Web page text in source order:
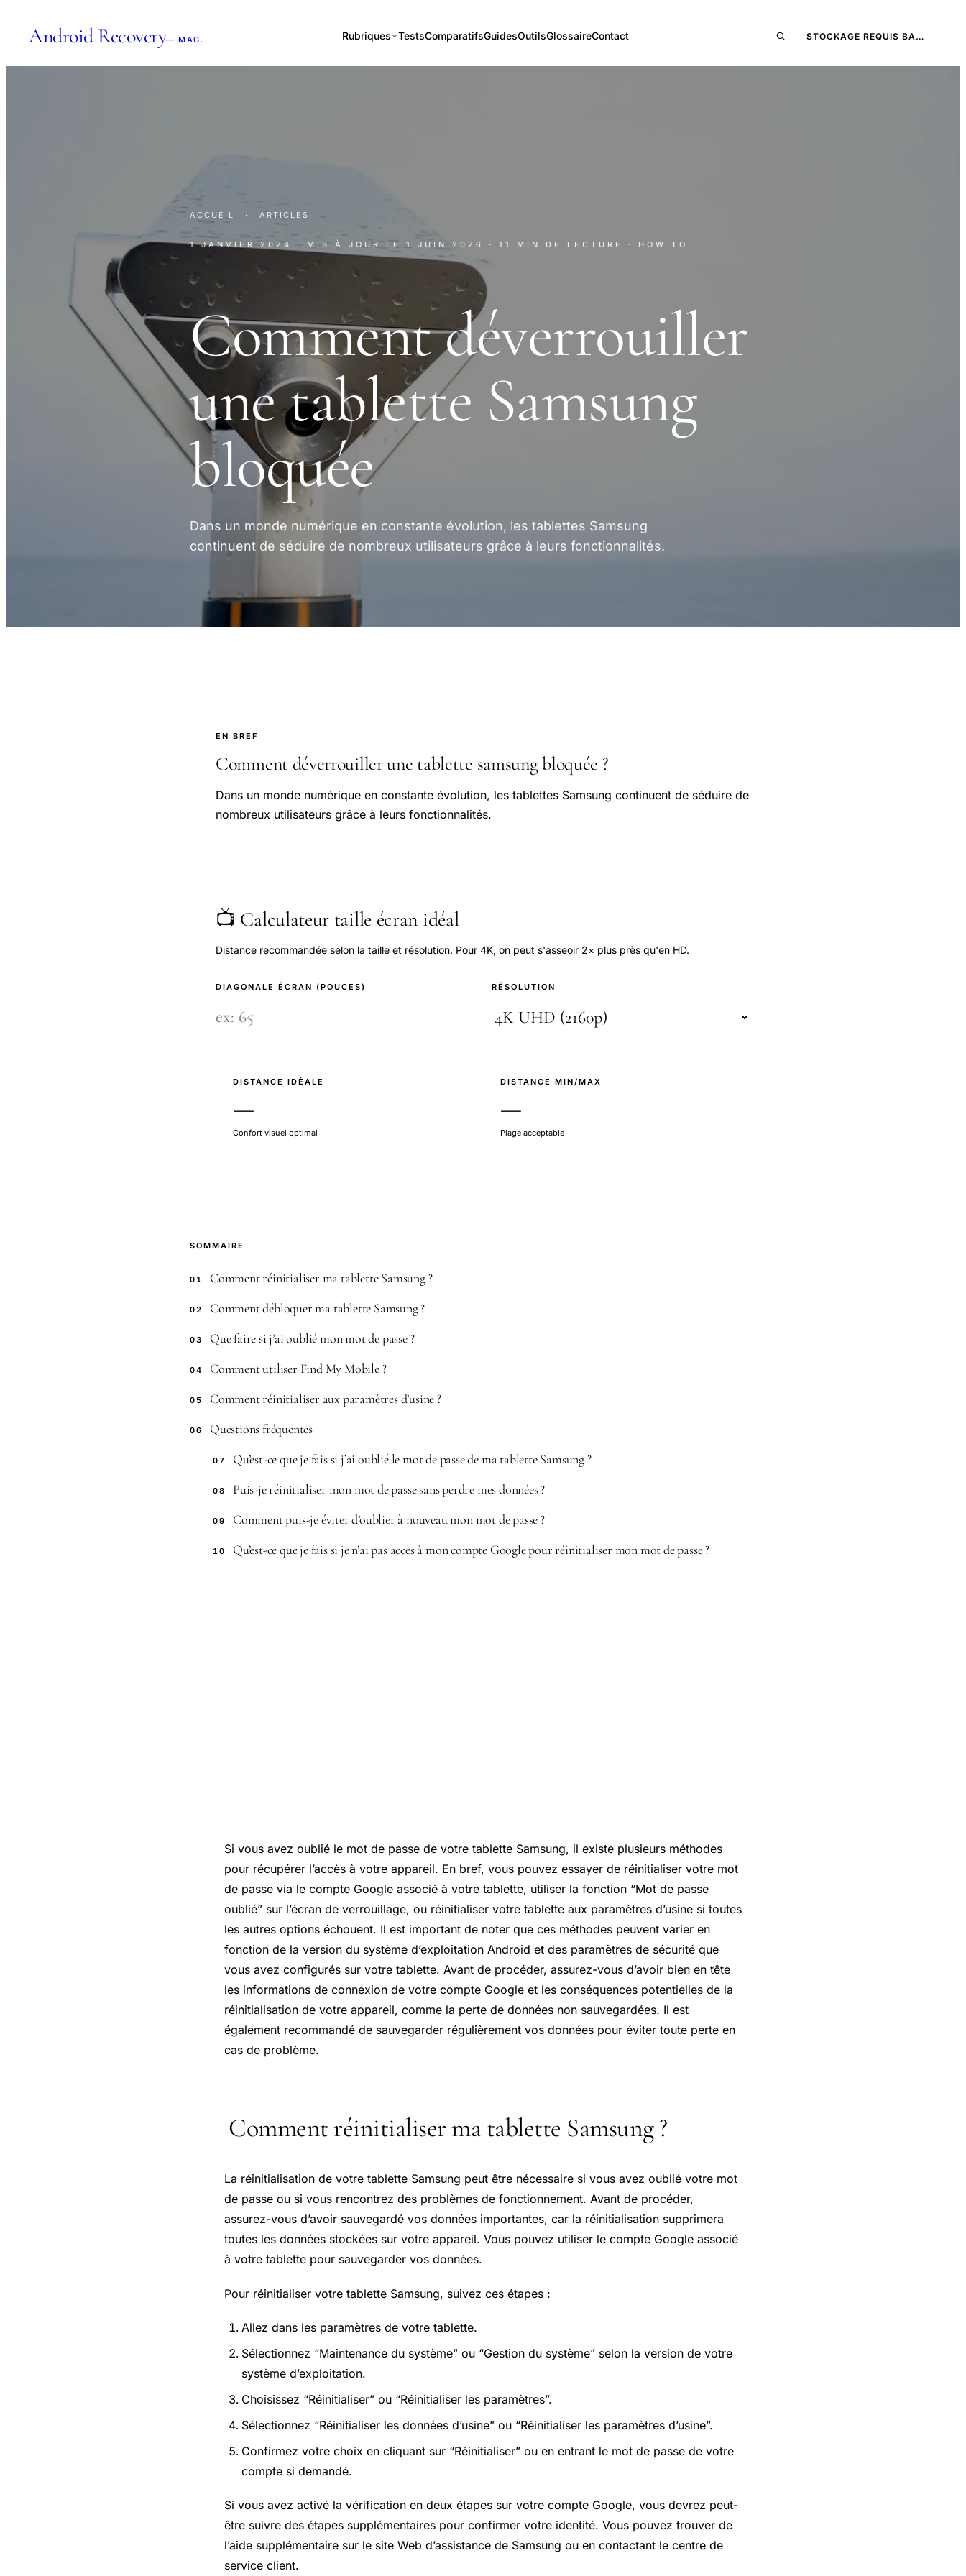
Android Recovery— MAG. Rubriques TestsComparatifsGuidesOutilsGlossaireContact STOCKAGE REQUIS BA…
ACCUEIL · ARTICLES
1 JANVIER 2024 · MIS À JOUR LE 1 JUIN 2026 · 11 MIN DE LECTURE · HOW TO
Comment déverrouiller
une tablette Samsung
bloquée
Dans un monde numérique en constante évolution, les tablettes Samsung
continuent de séduire de nombreux utilisateurs grâce à leurs fonctionnalités.
EN BREF
Comment déverrouiller une tablette samsung bloquée ?
Dans un monde numérique en constante évolution, les tablettes Samsung continuent de séduire de
nombreux utilisateurs grâce à leurs fonctionnalités.
📺 Calculateur taille écran idéal
Distance recommandée selon la taille et résolution. Pour 4K, on peut s'asseoir 2× plus près qu'en HD.
DIAGONALE ÉCRAN (POUCES) RÉSOLUTION
DISTANCE IDÉALE
—
Confort visuel optimal
DISTANCE MIN/MAX
—
Plage acceptable
SOMMAIRE
01 Comment réinitialiser ma tablette Samsung ?
02 Comment débloquer ma tablette Samsung ?
03 Que faire si j’ai oublié mon mot de passe ?
04 Comment utiliser Find My Mobile ?
05 Comment réinitialiser aux paramètres d’usine ?
06 Questions fréquentes
07 Qu’est-ce que je fais si j’ai oublié le mot de passe de ma tablette Samsung ?
08 Puis-je réinitialiser mon mot de passe sans perdre mes données ?
09 Comment puis-je éviter d’oublier à nouveau mon mot de passe ?
10 Qu’est-ce que je fais si je n’ai pas accès à mon compte Google pour réinitialiser mon mot de passe ?
Si vous avez oublié le mot de passe de votre tablette Samsung, il existe plusieurs méthodes
pour récupérer l’accès à votre appareil. En bref, vous pouvez essayer de réinitialiser votre mot
de passe via le compte Google associé à votre tablette, utiliser la fonction “Mot de passe
oublié” sur l’écran de verrouillage, ou réinitialiser votre tablette aux paramètres d’usine si toutes
les autres options échouent. Il est important de noter que ces méthodes peuvent varier en
fonction de la version du système d’exploitation Android et des paramètres de sécurité que
vous avez configurés sur votre tablette. Avant de procéder, assurez-vous d’avoir bien en tête
les informations de connexion de votre compte Google et les conséquences potentielles de la
réinitialisation de votre appareil, comme la perte de données non sauvegardées. Il est
également recommandé de sauvegarder régulièrement vos données pour éviter toute perte en
cas de problème.
Comment réinitialiser ma tablette Samsung ?
La réinitialisation de votre tablette Samsung peut être nécessaire si vous avez oublié votre mot
de passe ou si vous rencontrez des problèmes de fonctionnement. Avant de procéder,
assurez-vous d’avoir sauvegardé vos données importantes, car la réinitialisation supprimera
toutes les données stockées sur votre appareil. Vous pouvez utiliser le compte Google associé
à votre tablette pour sauvegarder vos données.
Pour réinitialiser votre tablette Samsung, suivez ces étapes :
Allez dans les paramètres de votre tablette.
Sélectionnez “Maintenance du système” ou “Gestion du système” selon la version de votre
système d’exploitation.
Choisissez “Réinitialiser” ou “Réinitialiser les paramètres”.
Sélectionnez “Réinitialiser les données d’usine” ou “Réinitialiser les paramètres d’usine”.
Confirmez votre choix en cliquant sur “Réinitialiser” ou en entrant le mot de passe de votre
compte si demandé.
Si vous avez activé la vérification en deux étapes sur votre compte Google, vous devrez peut-
être suivre des étapes supplémentaires pour confirmer votre identité. Vous pouvez trouver de
l’aide supplémentaire sur le site Web d’assistance de Samsung ou en contactant le centre de
service client.